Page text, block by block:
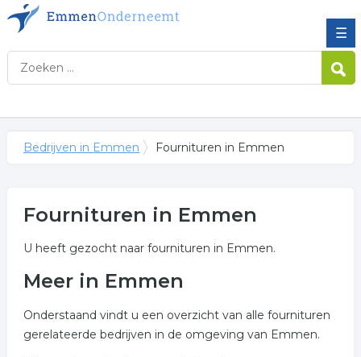
☰
Bedrijven in Emmen Fournituren in Emmen
Fournituren in Emmen
U heeft gezocht naar fournituren in Emmen.
Meer in Emmen
Onderstaand vindt u een overzicht van alle fournituren
gerelateerde bedrijven in de omgeving van Emmen.